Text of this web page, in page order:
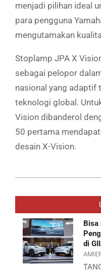
menjadi pilihan ideal
para pengguna
mengutamakan
Stoplamp JPA X
sebagai pelopor
nasional yang adaptif
teknologi global.
Vision dibanderol
50 pertama
desain X-Vision.
11-
Bisa
di